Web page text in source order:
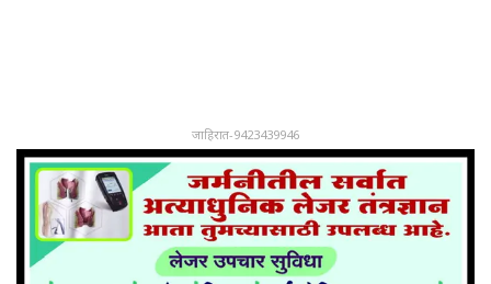
जाहिरात-9423439946